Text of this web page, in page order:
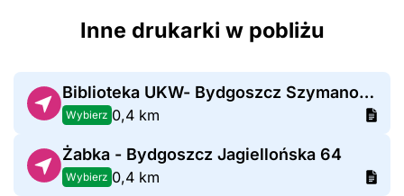
Inne drukarki w pobliżu
Biblioteka UKW- Bydgoszcz Szymanowskiego 3
Wybierz 0,4 km
Żabka - Bydgoszcz Jagiellońska 64
Wybierz 0,4 km